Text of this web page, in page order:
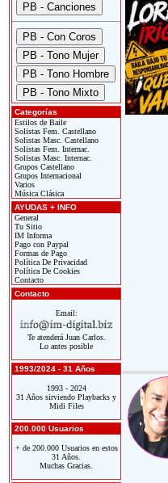
Categorías
Estilos de Baile
Solistas Fem. Castellano
Solistas Masc. Castellano
Solistas Fem. Internac.
Solistas Masc. Internac.
Grupos Castellano
Grupos Internacional
Varios
Música Clásica
AYUDAS + INFO
General
Tu Sitio
IM Informa
Pago con Paypal
Formas de Pago
Política De Privacidad
Política De Cookies
Contacto
Contacto
Email:
Te atenderá Juan Carlos.
Lo antes posible
1993/2024 - 31 Años
1993 - 2024
31 Años sirviendo Playbacks y
Midi Files
200.000 Usuarios
+ de 200.000 Usuarios en estos
31 Años.
Muchas Gracias.